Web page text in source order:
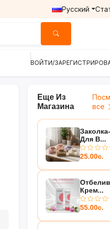
Русский
ВОЙТИ/
Еще Из
Магазина
все
Для В...
25.00с.
Крем...
55.00с.